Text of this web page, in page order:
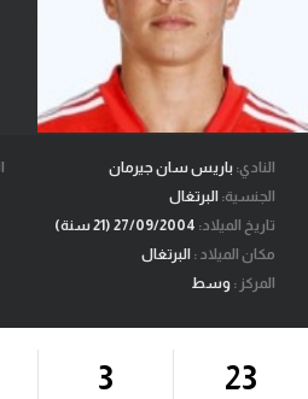
أخبار
مباريات
ميركاتو
فانتازي في الجول
مسابقة التوقعات
فيديوهات
آراء حرة
النادي: باريس سان جيرمان
الجنسية: البرتغال
تاريخ الميلاد:
مكان الميلاد : البرتغال
المركز : وسط
23
3